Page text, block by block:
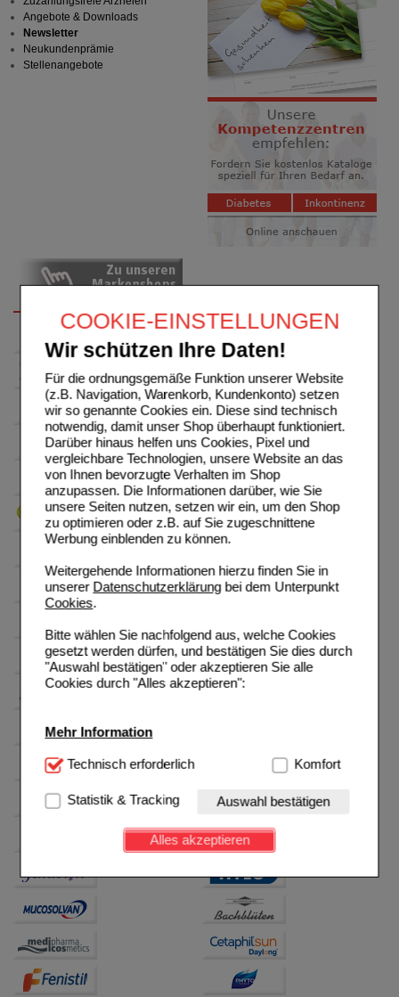
COOKIE-EINSTELLUNGEN
Wir schützen Ihre Daten!
Für die ordnungsgemäße Funktion unserer Website
(z.B. Navigation, Warenkorb, Kundenkonto) setzen
wir so genannte Cookies ein. Diese sind technisch
notwendig, damit unser Shop überhaupt funktioniert.
Darüber hinaus helfen uns Cookies, Pixel und
vergleichbare Technologien, unsere Website an das
von Ihnen bevorzugte Verhalten im Shop
anzupassen. Die Informationen darüber, wie Sie
unsere Seiten nutzen, setzen wir ein, um den Shop
zu optimieren oder z.B. auf Sie zugeschnittene
Werbung einblenden zu können.
Weitergehende Informationen hierzu finden Sie in
unserer Datenschutzerklärungbei dem Unterpunkt
Cookies.
Bitte wählen Sie nachfolgend aus, welche Cookies
gesetzt werden dürfen, und bestätigen Sie dies durch
"Auswahl bestätigen" oder akzeptieren Sie alle
Cookies durch "Alles akzeptieren":
Mehr Information
Technisch Notwendig:Hierbei handelt es sich um
Website notwendig sind (z.B. Navigation, Warenkorb,
Kundenkonto), weshalb auf diese nicht verzichtet
werden kann.
Einkaufserlebnis noch ansprechender zu gestalten,
Besuchers oder unsere Seite an bevorzugte
Verhaltensweisen (z.B. Spracheinstellung)
anzupassen. Komfort-Cookies ermöglichen es uns
auch auf Ihre Bedürfnisse zugeschrittene Inhalte
anzuzeigen und unser Partnerprogramm zu
betreiben.
Technisch erforderlich Komfort
Statistik & Tracking Auswahl bestätigen
Alles akzeptieren
Angebote & Downloads
Newsletter
Neukundenprämie
Stellenangebote